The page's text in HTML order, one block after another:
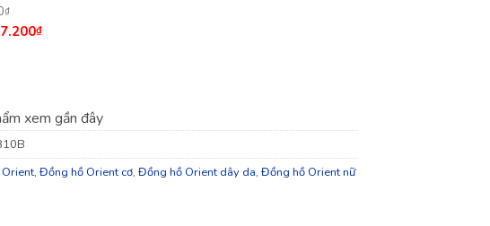
₫
₫
xem gần đây
Orient, Đồng hồ Orient cơ, Đồng hồ Orient dây da, Đồng hồ Orient nữ